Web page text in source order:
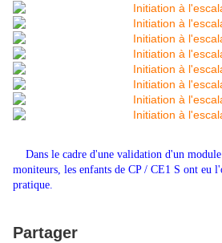
Dans le cadre d'une validation d'un module
moniteurs, les enfants de CP / CE1 S ont eu
pratique.
Partager